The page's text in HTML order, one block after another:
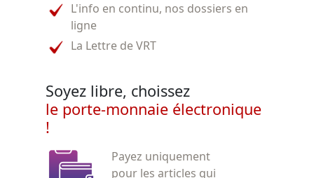
L'info en continu, nos dossiers en
ligne
La Lettre de VRT
Soyez libre, choissez
le porte-monnaie électronique
!
Payez uniquement
pour les articles qui